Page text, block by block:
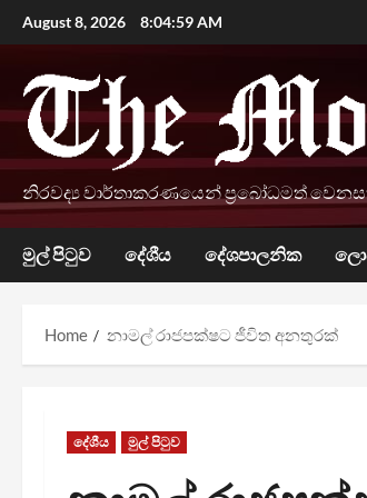
Skip
to
content
August 8, 2026 8:05:00 AM
නිරවද්‍ය වාර්තාකරණයෙන් ප්‍රබෝධමත්
මුල් පිටුව දේශීය දේශපාලනික
Home නාමල් රාජපක්ෂට ජීවිත අනතුරක්
දේශීය මුල් පිටුව